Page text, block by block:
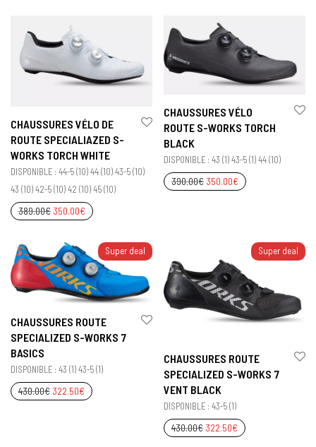
CHAUSSURES VÉLO DE
ROUTE SPECIALIAZED S-
WORKS TORCH WHITE
DISPONIBLE : 44-5 (10) 44 (10) 43-5 (10)
43 (10) 42-5 (10) 42 (10) 45 (10)
389.00€ 350.00€
CHAUSSURES VÉLO
ROUTE S-WORKS TORCH
BLACK
DISPONIBLE : 43 (1) 43-5 (1) 44 (10)
390.00€ 350.00€
Super deal
CHAUSSURES ROUTE
SPECIALIZED S-WORKS 7
BASICS
DISPONIBLE : 43 (1) 43-5 (1)
430.00€ 322.50€
Super deal
CHAUSSURES ROUTE
SPECIALIZED S-WORKS 7
VENT BLACK
DISPONIBLE : 43-5 (1)
430.00€ 322.50€